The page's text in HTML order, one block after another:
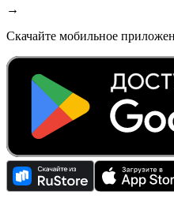
→
Скачайте мобильное